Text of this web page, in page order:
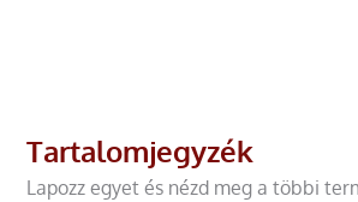
Tartalomjegyzék
Lapozz egyet és nézd meg a többi